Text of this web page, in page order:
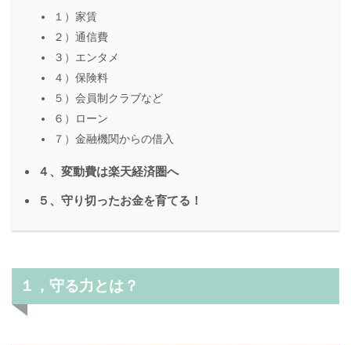
１）家賃
２）通信費
３）エンタメ
４）保険料
５）会員制クラブなど
６）ローン
７）金融機関からの借入
４、変動費は楽天経済圏へ
５、守り切ったお金を育てる！
１，守る力とは？